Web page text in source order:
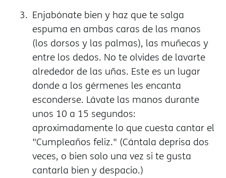
Enjabónate bien y haz que te salga
espuma en ambas caras de las manos
(los dorsos y las palmas), las muñecas y
entre los dedos. No te olvides de lavarte
alrededor de las uñas. Este es un lugar
donde a los gérmenes les encanta
esconderse. Lávate las manos durante
unos 10 a 15 segundos:
aproximadamente lo que cuesta cantar el
"Cumpleaños feliz." (Cántala deprisa dos
veces, o bien solo una vez si te gusta
cantarla bien y despacio.)